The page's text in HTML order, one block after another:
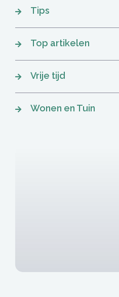
Tips
Top artikelen
Vrije tijd
Wonen en Tuin